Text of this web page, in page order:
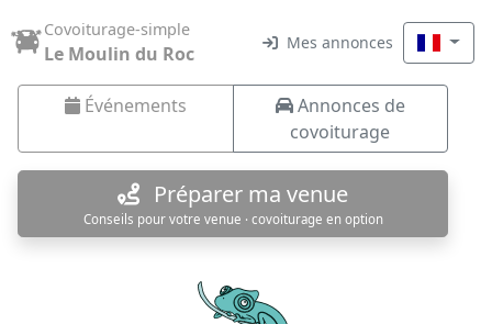
Covoiturage-simple
Le Moulin du Roc Mes annonces
Événements
Annonces de
covoiturage
Préparer ma venue
Conseils pour votre venue · covoiturage en option